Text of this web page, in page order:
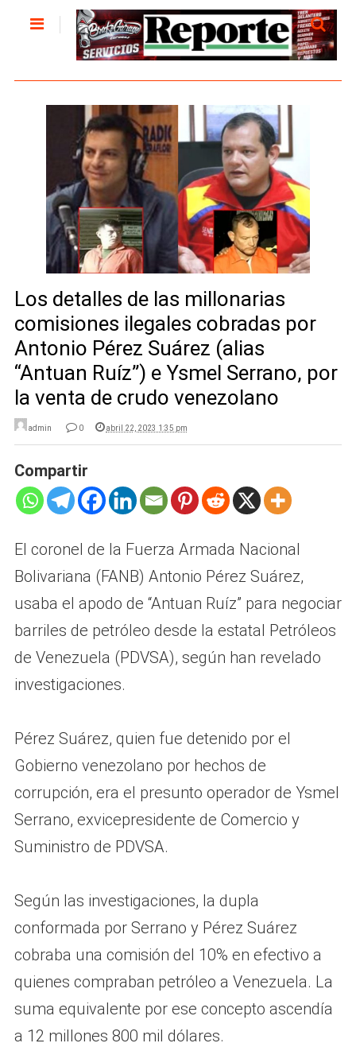
Los detalles de las millonarias
comisiones ilegales cobradas por
Antonio Pérez Suárez (alias
“Antuan Ruíz”) e Ysmel Serrano, por
la venta de crudo venezolano
admin 0 abril 22, 2023 1:35 pm
Compartir
El coronel de la Fuerza Armada Nacional
Bolivariana (FANB) Antonio Pérez Suárez,
usaba el apodo de “Antuan Ruíz” para negociar
barriles de petróleo desde la estatal Petróleos
de Venezuela (PDVSA), según han revelado
investigaciones.
Pérez Suárez, quien fue detenido por el
Gobierno venezolano por hechos de
corrupción, era el presunto operador de Ysmel
Serrano, exvicepresidente de Comercio y
Suministro de PDVSA.
Según las investigaciones, la dupla
conformada por Serrano y Pérez Suárez
cobraba una comisión del 10% en efectivo a
quienes compraban petróleo a Venezuela. La
suma equivalente por ese concepto ascendía
a 12 millones 800 mil dólares.